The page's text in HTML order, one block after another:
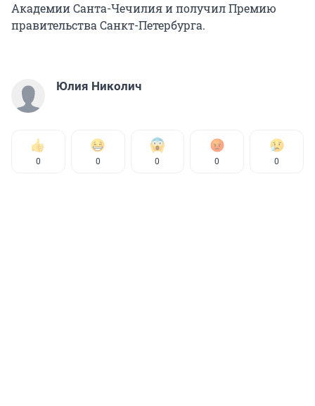
Академии Санта-Чечилия и получил Премию
правительства Санкт-Петербурга.
Юлия Николич
0 0 0 0 0